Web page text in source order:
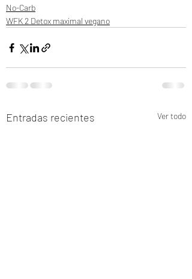
No-Carb
WFK 2 Detox maximal vegano
Entradas recientes Ver todo